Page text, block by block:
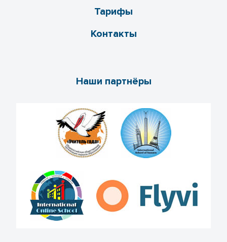
Тарифы
Контакты
Наши партнёры